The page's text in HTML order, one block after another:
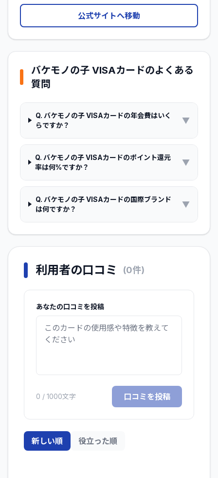
公式サイトへ移動
バケモノの子 VISAカードのよくある
質問
Q. バケモノの子 VISAカードの年会費はいく
らですか？
▼
Q. バケモノの子 VISAカードのポイント還元
率は何%ですか？
▼
Q. バケモノの子 VISAカードの国際ブランド
は何ですか？
▼
利用者の口コミ (0件)
あなたの口コミを投稿
0 / 1000文字 口コミを投稿
新しい順 役立った順